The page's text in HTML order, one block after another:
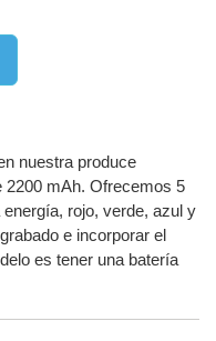
nuestra produce
2200 mAh. Ofrecemos 5
rojo, verde, azul y
e incorporar el
es tener una batería